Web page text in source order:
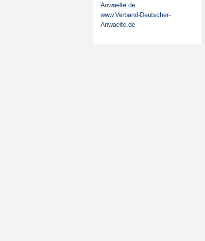
Anwaelte.de
www.Verband-Deutscher-
Anwaelte.de